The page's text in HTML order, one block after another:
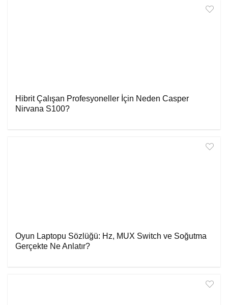
Hibrit Çalışan Profesyoneller İçin Neden Casper
Nirvana S100?
Oyun Laptopu Sözlüğü: Hz, MUX Switch ve Soğutma
Gerçekte Ne Anlatır?